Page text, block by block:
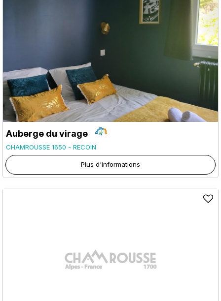
Auberge du virage
CHAMROUSSE 1650 - RECOIN
Plus d'informations